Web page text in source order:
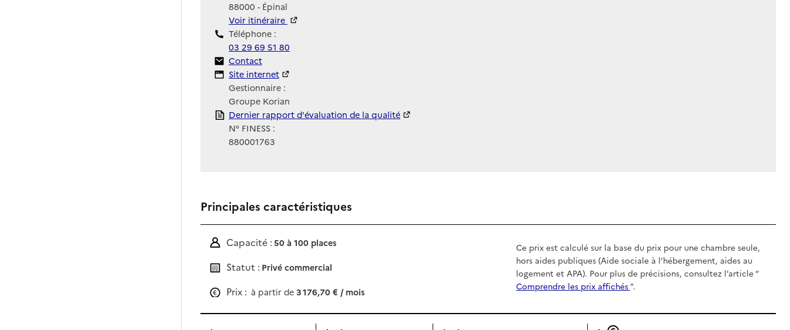
88000 - Épinal
Voir itinéraire
Téléphone :
03 29 69 51 80
Contact
Contact
Site Internet
Site internet
Gestionnaire :
Groupe Korian
Rapport HAS
Dernier rapport d'évaluation de la qualité
N° FINESS :
880001763
Principales caractéristiques
Capacité : 50 à 100 places
Statut : Privé commercial
Prix : à partir de 3 176,70 € / mois
Ce prix est calculé sur la base du prix pour une chambre seule,
hors aides publiques (Aide sociale à l’hébergement, aides au
logement et APA). Pour plus de précisions, consultez l’article “
Comprendre les prix affichés”.